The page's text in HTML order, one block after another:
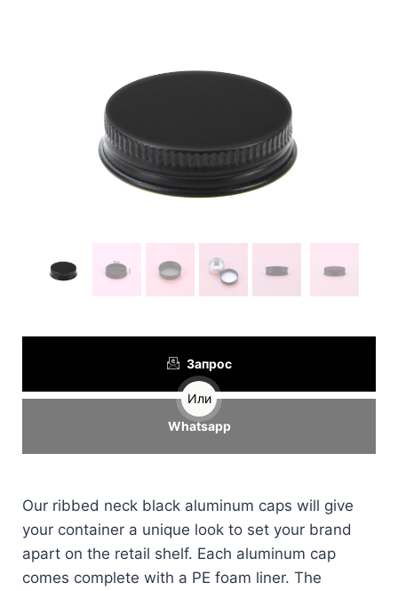
Запрос
Или
Whatsapp
Our ribbed neck black aluminum caps will give
your container a unique look to set your brand
apart on the retail shelf. Each aluminum cap
comes complete with a PE foam liner. The